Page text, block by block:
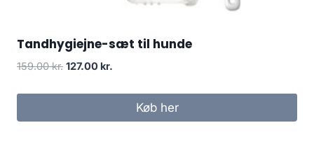
Tandhygiejne-sæt til hunde
159.00kr. Den
pris
127.00 kr.
pris
Køb her